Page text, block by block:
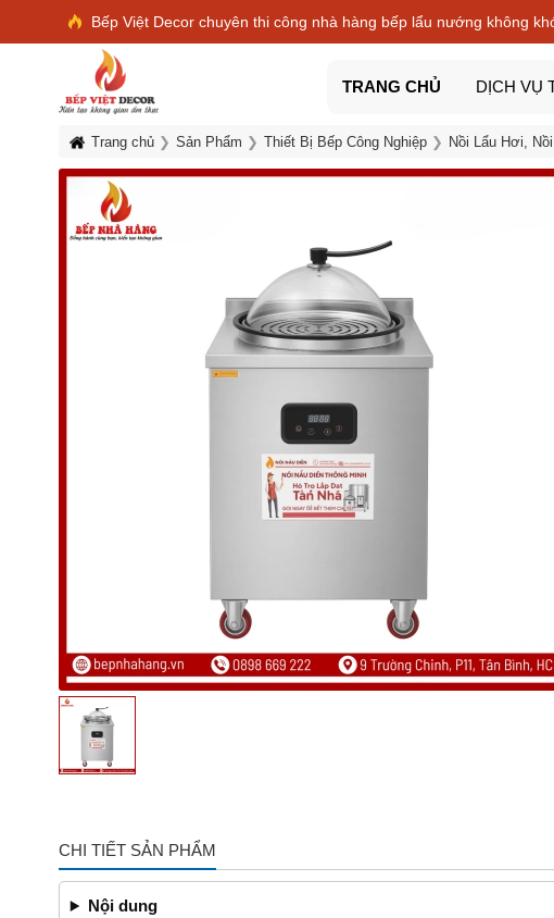
Bếp Việt Decor chuyên thi công nhà hàng bếp lẩu nướng không
TRANG CHỦ DỊCH VỤ
Trang chủ Sản Phẩm Thiết Bị Bếp Công Nghiệp Nồi Lẩu Hơi,
CHI TIẾT SẢN PHẨM
Nội dung